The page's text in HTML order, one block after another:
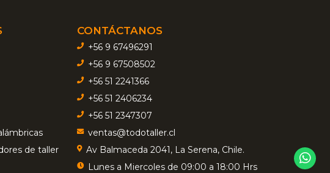
de taller
CONTÁCTANOS
+56 9 67496291
+56 9 67508502
+56 51 2241366
+56 51 2406234
+56 51 2347307
ventas@todotaller.cl
Av Balmaceda 2041, La Serena, Chile.
Lunes a Miercoles de 09:00 a 18:00 Hrs